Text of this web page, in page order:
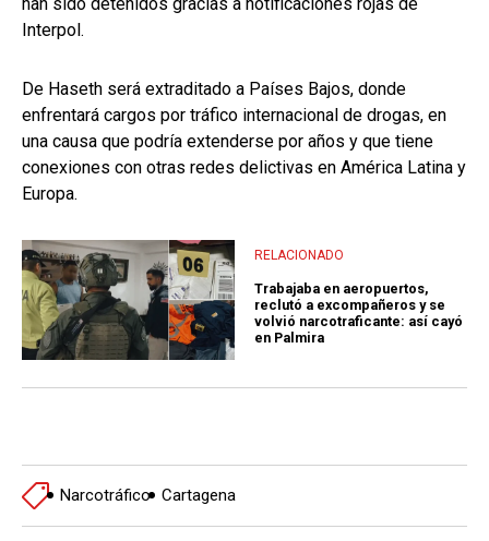
Interpol.
De Haseth será extraditado a Países Bajos, donde
enfrentará cargos por tráfico internacional de drogas, en
una causa que podría extenderse por años y que tiene
conexiones con otras redes delictivas en América Latina y
Europa.
RELACIONADO
Trabajaba en aeropuertos,
reclutó a excompañeros y se
volvió narcotraficante: así cayó
en Palmira
Narcotráfico Cartagena